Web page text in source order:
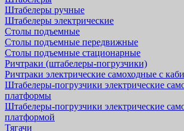
Штабелеры ручные
Штабелеры электрические
Столы подъемные
Столы подъемные передвижные
Столы подъемные стационарные
Ричтраки (штабелеры-погрузчики)
Ричтраки электрические самоходные с
Штабелеры-погрузчики электрические
платформы
Штабелеры-погрузчики электрические
платформой
Тягачи